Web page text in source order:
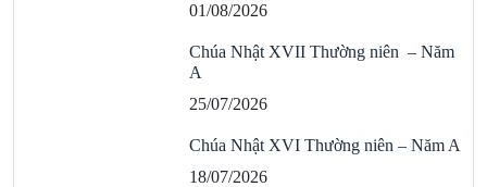
01/08/2026
Chúa Nhật XVII Thường niên – Năm
A
25/07/2026
Chúa Nhật XVI Thường niên – Năm A
18/07/2026